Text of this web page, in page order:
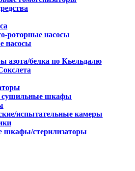
роторные насосы
насосы
азота/белка по Кьельдалю
сушильные шкафы
испытательные камеры
стерилизаторы